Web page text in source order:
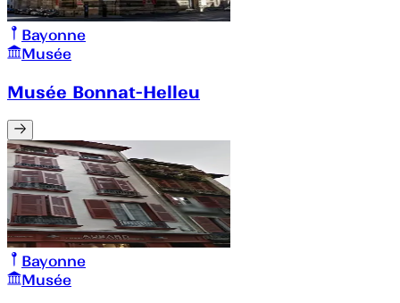
Bayonne
Musée
Musée Bonnat-Helleu
Bayonne
Musée